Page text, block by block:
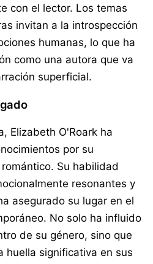
con el lector. Los temas
invitan a la introspección
humanas, lo que ha
como una autora que va
superficial.
Elizabeth O'Roark ha
por su
Su habilidad
resonantes y
asegurado su lugar en el
No solo ha influido
de su género, sino que
huella significativa en sus